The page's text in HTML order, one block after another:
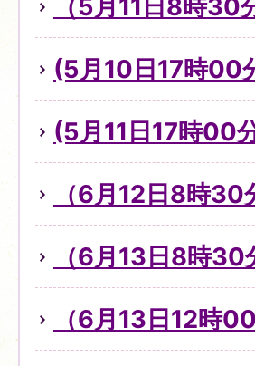
（5月11日8時
(5月10日17時00
(5月11日17時00
（6月12日8時
（6月13日8時
（6月13日12時